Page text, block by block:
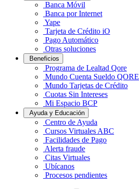
Banca Móvil
Banca por Internet
Yape
Tarjeta de Crédito iO
Pago Automático
Otras soluciones
Beneficios
Programa de Lealtad Qore
Mundo Cuenta Sueldo QORE
Mundo Tarjetas de Crédito
Cuotas Sin Intereses
Mi Espacio BCP
Ayuda y Educación
Centro de Ayuda
Cursos Virtuales ABC
Facilidades de Pago
Alerta fraude
Citas Virtuales
Ubícanos
Procesos pendientes